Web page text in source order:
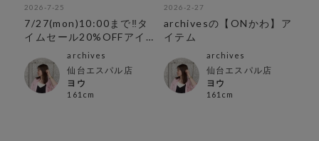
2026-7-25
7/27(mon)10:00まで‼︎タ
イムセール20%OFFアイ
archives
仙台エスパル店
ヨウ
161cm
2026-2-27
archivesの【ONかわ】ア
イテム
archives
仙台エスパル店
ヨウ
161cm